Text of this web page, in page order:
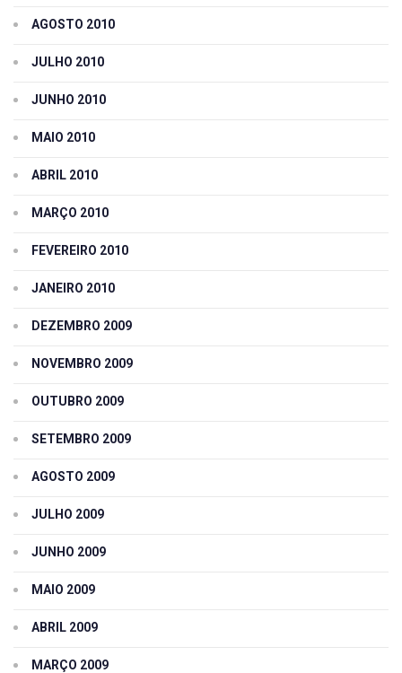
AGOSTO 2010
JULHO 2010
JUNHO 2010
MAIO 2010
ABRIL 2010
MARÇO 2010
FEVEREIRO 2010
JANEIRO 2010
DEZEMBRO 2009
NOVEMBRO 2009
OUTUBRO 2009
SETEMBRO 2009
AGOSTO 2009
JULHO 2009
JUNHO 2009
MAIO 2009
ABRIL 2009
MARÇO 2009